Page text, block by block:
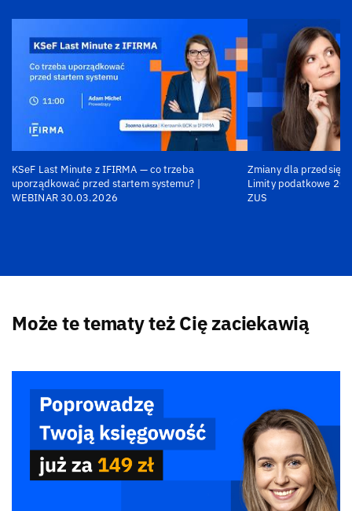
KSeF Last Minute z IFIRMA — co trzeba
uporządkować przed startem systemu? |
WEBINAR 30.03.2026
Zmiany dla
Limity podatkowe
ZUS
Może te tematy też Cię zaciekawią